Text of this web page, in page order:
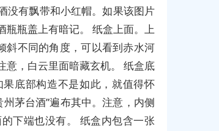
没有飘带和小红帽。如果该图片
瓶盖上有暗记。 纸盒上面。上
斜不同的角度，可以看到赤水河
意，白云里面暗藏玄机。 纸盒底
底部构造不是如此，就值得怀
茅台酒”遍布其中。注意，内侧
下端也没有。 纸盒内包含一张